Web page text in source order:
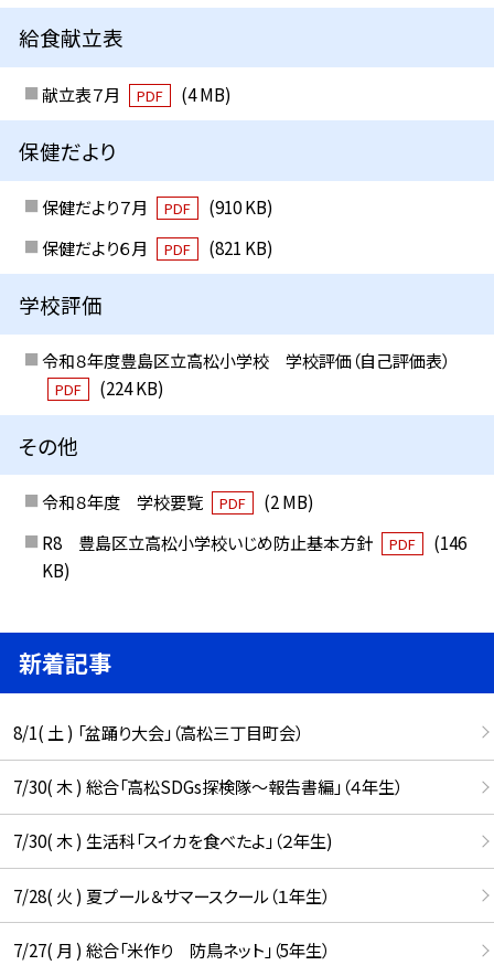
給食献立表
献立表７月 PDF (4 MB)
保健だより
保健だより７月 PDF
(910 KB)
保健だより６月
PDF (821 KB)
学校評価
令和８年度豊島区立高松小学校 学校評価（自己評価表）
PDF (224 KB)
その他
令和８年度 学校要覧 PDF
(2 MB)
R8 豊島区立高松小学校いじめ防止基本方針
PDF
(146
KB)
新着記事
8/1( 土 ) 「盆踊り大会」（高松三丁目町会）
7/30( 木 ) 総合「高松SDGs探検隊〜報告書編」（４年生）
7/30( 木 ) 生活科「スイカを食べたよ」（２年生)
7/28( 火 ) 夏プール＆サマースクール（１年生）
7/27( 月 ) 総合「米作り 防鳥ネット」（5年生）